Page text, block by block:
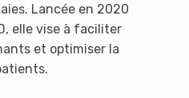
Lancée en 2020
elle vise à faciliter
et optimiser la